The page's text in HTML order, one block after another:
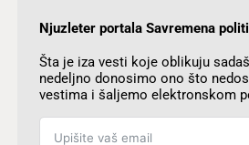
Njuzleter portala Savremena
Šta je iza vesti koje oblikuju
nedeljno donosimo ono što
vestima i šaljemo elektronskom